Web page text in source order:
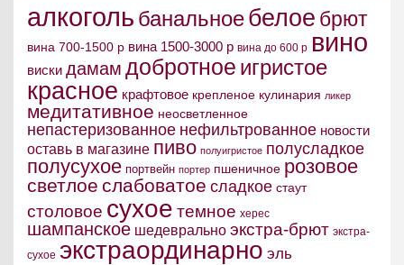
алкоголь банальноебелое брют
вина 700-1500 р вина 1500-3000 р вина до 600 р вино
виски дамам добротное игристое
красное крафтовое крепленое кулинария ликер
медитативное неосветленное
непастеризованное нефильтрованное новости
оставь в магазине пиво полуигристое полусладкое
полусухое портвейн портер пшеничное розовое
светлое слабоватое сладкое стаут
столовое сухое темное херес
шампанское шедеврально экстра-брют экстра-
сухое экстраординарно эль